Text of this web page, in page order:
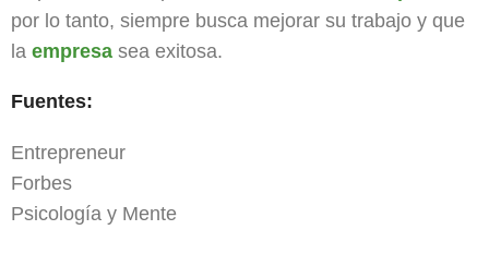
por lo tanto, siempre busca mejorar su trabajo y que
la empresa sea exitosa.
Fuentes:
Entrepreneur
Forbes
Psicología y Mente